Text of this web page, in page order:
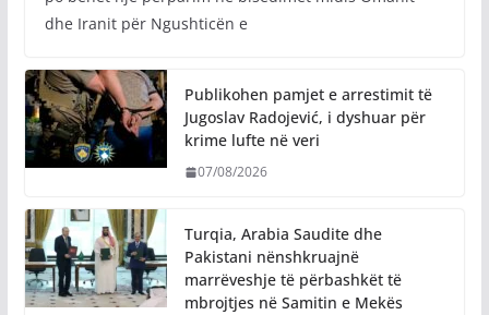
dhe Iranit për Ngushticën e
Publikohen pamjet e arrestimit të
Jugoslav Radojević, i dyshuar për
krime lufte në veri
07/08/2026
Turqia, Arabia Saudite dhe
Pakistani nënshkruajnë
marrëveshje të përbashkët të
mbrojtjes në Samitin e Mekës